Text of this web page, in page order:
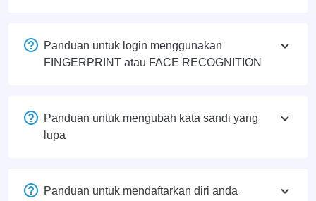
Panduan untuk login menggunakan
FINGERPRINT atau FACE RECOGNITION
Panduan untuk mengubah kata sandi yang
lupa
Panduan untuk mendaftarkan diri anda